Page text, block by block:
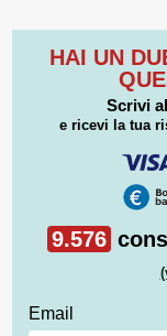
HAI UN
Scrivi
e ricevi la tua
9.576
Email